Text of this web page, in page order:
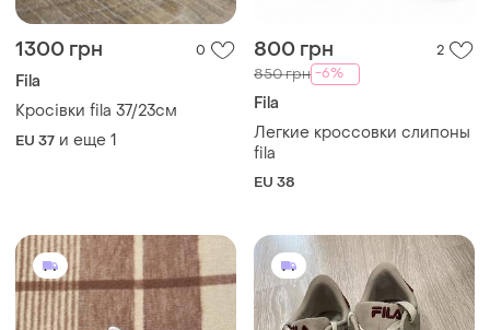
1300 грн 0
Fila
Кросівки fila 37/23см
EU 37 и еще 1
800 грн 2
850 грн -6%
Fila
Легкие кроссовки слипоны
fila
EU 38